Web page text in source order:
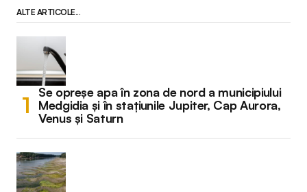
ALTE ARTICOLE...
Se opreșe apa în zona de nord a municipiului
Medgidia și în stațiunile Jupiter, Cap Aurora,
Venus și Saturn